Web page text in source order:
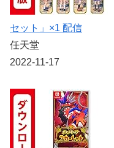
セット」×1 配信
任天堂
2022-11-17